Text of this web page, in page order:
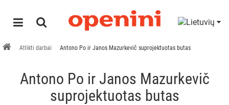
Atlikti darbai Antono Po ir Janos Mazurkevič suprojektuotas butas
Antono Po ir Janos Mazurkevič
suprojektuotas butas